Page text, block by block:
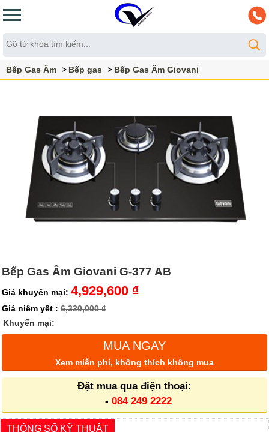
Bếp Gas Âm Bếp gas Bếp Gas Âm Giovani
Bếp Gas Âm Giovani G-377 AB
Giá khuyến mại: 4,929,600 ₫
Giá niêm yết : 6,320,000 ₫
Khuyến mại:
MUA NGAY
Xem miễn phí, không thích không mua
Đặt mua qua điện thoại:
- 084 249 2222
THÔNG SỐ KỸ THUẬT